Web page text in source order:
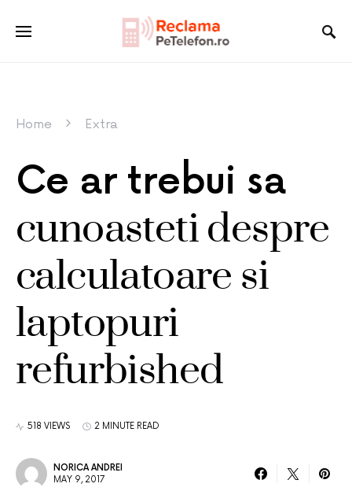
Home Extra
Ce ar trebui sa
cunoasteti despre
calculatoare si
laptopuri
refurbished
518 VIEWS 2 MINUTE READ
NORICA ANDREI
MAY 9, 2017